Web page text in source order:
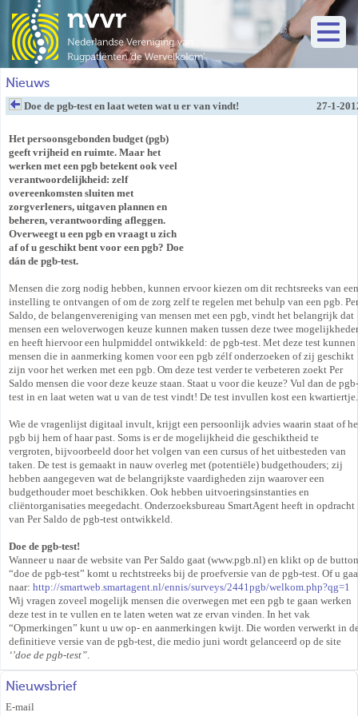
Nieuws
Doe de pgb-test en laat weten wat u er van vindt! 27-1-
Het persoonsgebonden budget (pgb)
geeft vrijheid en ruimte. Maar het
werken met een pgb betekent ook veel
verantwoordelijkheid: zelf
overeenkomsten sluiten met
zorgverleners, uitgaven plannen en
beheren, verantwoording afleggen.
Overweegt u een pgb en vraagt u zich
af of u geschikt bent voor een pgb? Doe
dán de pgb-test.
Mensen die zorg nodig hebben, kunnen ervoor kiezen om dit rechtsreeks van een
instelling te ontvangen of om de zorg zelf te regelen met behulp van een pgb. Per
Saldo, de belangenvereniging van mensen met een pgb, vindt het belangrijk dat
mensen een weloverwogen keuze kunnen maken tussen deze twee
en heeft hiervoor een hulpmiddel ontwikkeld: de pgb-test. Met deze test kunnen
mensen die in aanmerking komen voor een pgb zélf onderzoeken of zij geschikt
zijn voor het werken met een pgb. Om deze test verder te verbeteren zoekt Per
Saldo mensen die voor deze keuze staan. Staat u voor die keuze? Vul dan de pgb-
test in en laat weten wat u van de test vindt! De test invullen kost een kwartiertje.
Wie de vragenlijst digitaal invult, krijgt een persoonlijk advies waarin staat of
pgb bij hem of haar past. Soms is er de mogelijkheid die geschiktheid te
vergroten, bijvoorbeeld door het volgen van een cursus of het uitbesteden van
taken. De test is gemaakt in nauw overleg met (potentiële) budgethouders; zij
hebben aangegeven wat de belangrijkste vaardigheden zijn waarover een
budgethouder moet beschikken. Ook hebben uitvoeringsinstanties en
cliëntorganisaties meegedacht. Onderzoeksbureau SmartAgent heeft in opdracht
van Per Saldo de pgb-test ontwikkeld.
Doe de pgb-test!
Wanneer u naar de website van Per Saldo gaat (www.pgb.nl) en klikt op de button
“doe de pgb-test” komt u rechtstreeks bij de proefversie van de pgb-test. Of u
naar: http://smartweb.smartagent.nl/ennis/surveys/2441pgb/welkom.php?qg=1
Wij vragen zoveel mogelijk mensen die overwegen met een pgb te gaan werken
deze test in te vullen en te laten weten wat ze ervan vinden. In het vak
“Opmerkingen” kunt u uw op- en aanmerkingen kwijt. Die worden verwerkt in
definitieve versie van de pgb-test, die medio juni wordt gelanceerd op de site
‘’doe de pgb-test”.
Nieuwsbrief
E-mail